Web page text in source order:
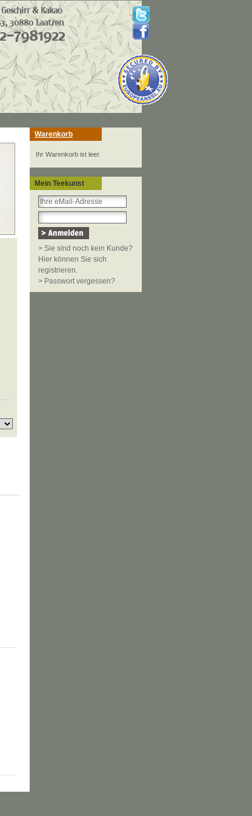
Warenkorb
Ihr Warenkorb ist leer.
Mein Teekunst
> Sie sind noch kein Kunde?
Hier können Sie sich
registrieren.
> Passwort vergessen?